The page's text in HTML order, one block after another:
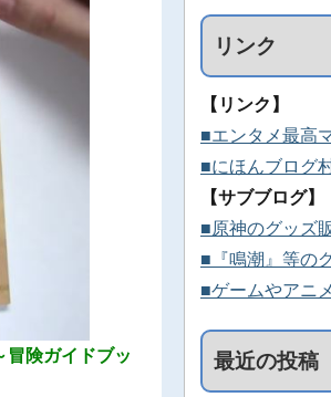
冒険ガイドブッ
リンク
【リンク】
■エンタメ最高
■にほんブログ
【サブブログ】
■原神のグッズ
■『鳴潮』等の
■ゲームやアニ
最近の投稿